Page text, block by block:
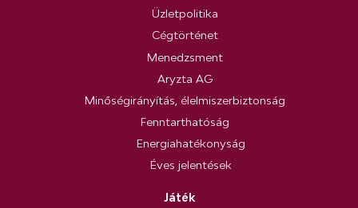
Üzletpolitika
Cégtörténet
Menedzsment
Aryzta AG
Minőségirányítás, élelmiszerbiztonság
Fenntarthatóság
Energiahatékonyság
Éves jelentések
Játék